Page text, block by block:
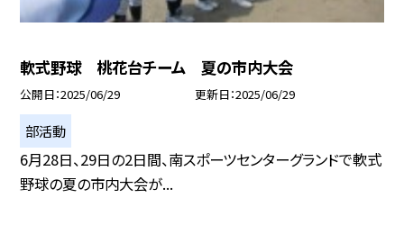
軟式野球 桃花台チーム 夏の市内大会
公開日 2025/06/29 更新日 2025/06/29
部活動
6月28日、29日の2日間、南スポーツセンターグランドで軟式
野球の夏の市内大会が...